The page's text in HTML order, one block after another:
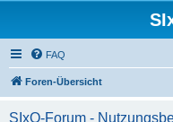
FAQ
Foren-Übersicht
SIxO-Forum -